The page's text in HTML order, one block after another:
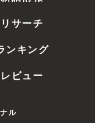
リサーチ
ンキング
レビュー
ル